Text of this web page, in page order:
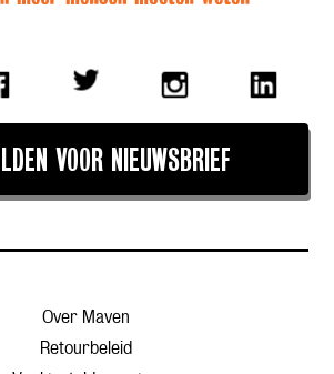
VOOR NIEUWSBRIEF
Over Maven
Retourbeleid